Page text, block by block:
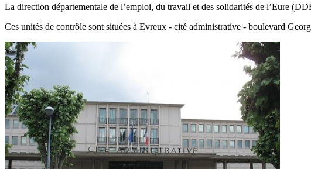
La direction départementale de l’emploi, du travail et des solidarités de l’Eure
Ces unités de contrôle sont situées à Evreux - cité administrative - boulevard